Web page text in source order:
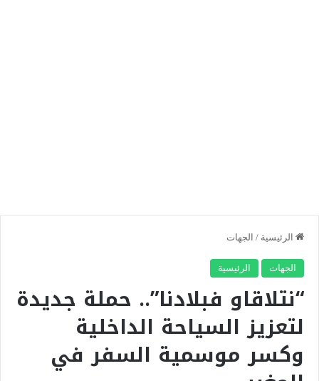
الرئيسية / الجهات
الجهات الرئيسية
“نتلاقاو فبلادنا”.. حملة جديدة
لتعزيز السياحة الداخلية
وكسر موسمية السفر في